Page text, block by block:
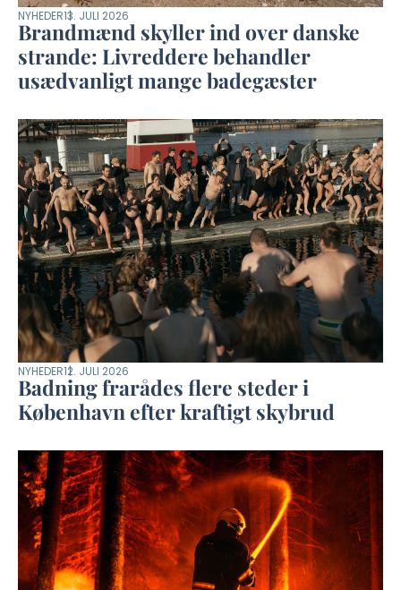
NYHEDER13. JULI 2026
Brandmænd skyller ind over danske
strande: Livreddere behandler
usædvanligt mange badegæster
NYHEDER12. JULI 2026
Badning frarådes flere steder i
København efter kraftigt skybrud